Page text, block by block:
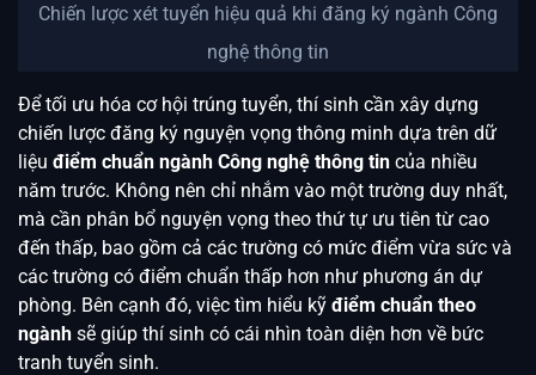
Chiến lược xét tuyển hiệu quả khi đăng ký ngành Công
nghệ thông tin
Để tối ưu hóa cơ hội trúng tuyển, thí sinh cần xây dựng
chiến lược đăng ký nguyện vọng thông minh dựa trên dữ
liệu điểm chuẩn ngành Công nghệ thông tin của nhiều
năm trước. Không nên chỉ nhắm vào một trường duy nhất,
mà cần phân bổ nguyện vọng theo thứ tự ưu tiên từ cao
đến thấp, bao gồm cả các trường có mức điểm vừa sức và
các trường có điểm chuẩn thấp hơn như phương án dự
phòng. Bên cạnh đó, việc tìm hiểu kỹ điểm chuẩn theo
ngành sẽ giúp thí sinh có cái nhìn toàn diện hơn về bức
tranh tuyển sinh.